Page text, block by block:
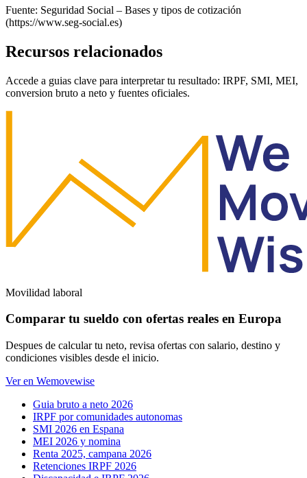
Fuente: Seguridad Social – Bases y tipos de cotización
(https://www.seg-social.es)
Recursos relacionados
Accede a guias clave para interpretar tu resultado: IRPF, SMI, MEI,
conversion bruto a neto y fuentes oficiales.
Movilidad laboral
Comparar tu sueldo con ofertas reales en Europa
Despues de calcular tu neto, revisa ofertas con salario, destino y
condiciones visibles desde el inicio.
Ver en Wemovewise
Guia bruto a neto 2026
IRPF por comunidades autonomas
SMI 2026 en Espana
MEI 2026 y nomina
Renta 2025, campana 2026
Retenciones IRPF 2026